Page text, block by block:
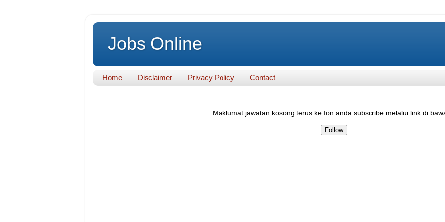
Jobs Online
Home Disclaimer Privacy Policy Contact
Maklumat jawatan kosong terus ke fon anda subscribe melalui link di